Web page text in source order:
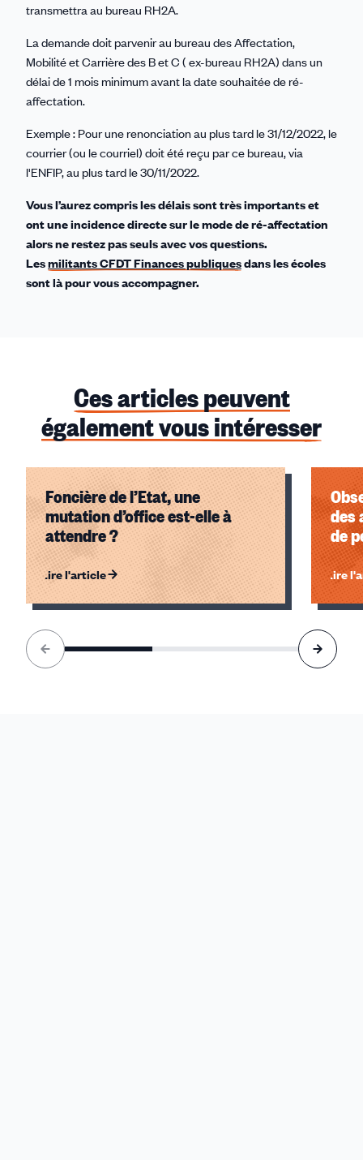
transmettra au bureau RH2A.
La demande doit parvenir au bureau des Affectation,
Mobilité et Carrière des B et C ( ex-bureau RH2A) dans un
délai de 1 mois minimum avant la date souhaitée de ré-
affectation.
Exemple : Pour une renonciation au plus tard le 31/12/2022, le
courrier (ou le courriel) doit été reçu par ce bureau, via
l'ENFIP, au plus tard le 30/11/2022.
Vous l’aurez compris les délais sont très importants et
ont une incidence directe sur le mode de ré-affectation
alors ne restez pas seuls avec vos questions.
Lesmilitants CFDT Finances publiquesdans les écoles
sont là pour vous accompagner.
Ces articles peuvent
également vous intéresser
Foncière de l’Etat, une
mutation d’office est-elle à
attendre ?
Lire l'article
des
de
Lire